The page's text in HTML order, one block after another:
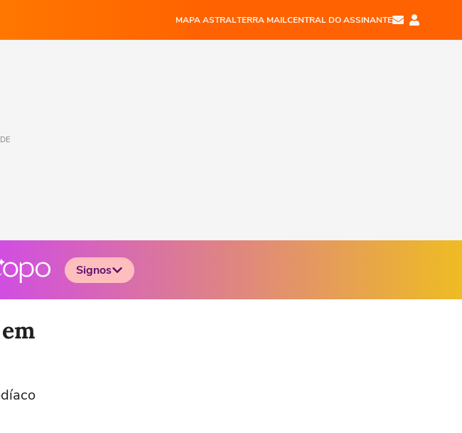
MAPA ASTRALTERRA MAILCENTRAL DO ASSINANTE
Signos
09 a 22/10